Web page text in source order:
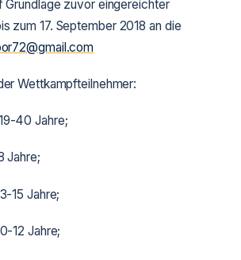
Grundlage zuvor eingereichter
zum 17. September 2018 an die
Wettkampfteilnehmer:
40 Jahre;
Jahre;
15 Jahre;
12 Jahre;